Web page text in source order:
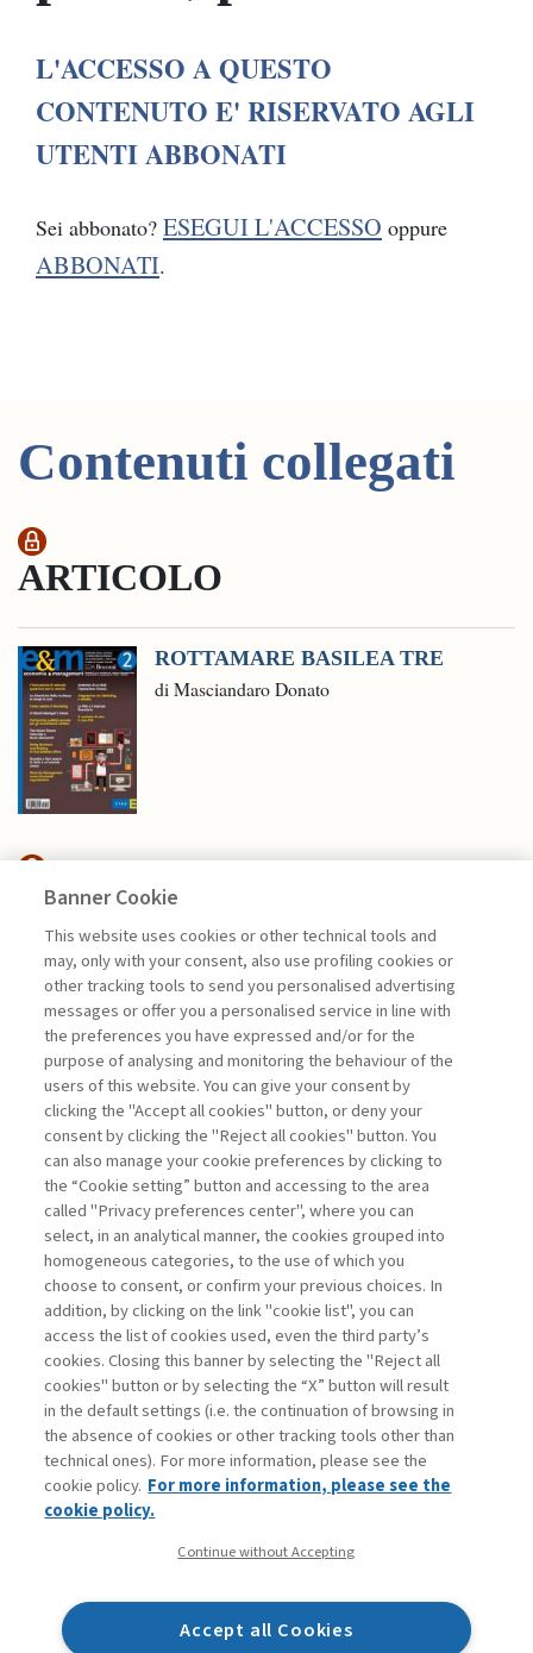
L'ACCESSO A QUESTO
CONTENUTO E' RISERVATO AGLI
UTENTI ABBONATI
Sei abbonato? ESEGUI L'ACCESSO oppure
ABBONATI.
Contenuti collegati
ARTICOLO
ROTTAMARE BASILEA TRE
di Masciandaro Donato
ECONOMIA & MERCATI
SANZIONI OCCIDENTALI E
RESILIENZA DELLA ...
di Gianmarco Ottaviano
La consultazione dei libri è riservata esclusivamente
agli abbonati Premium
Legenda: Accedi Per registrati Per abbonati
Contatti
Abbonamenti
Archivio rubriche
Privacy
Dichiarazione di accessibilità
Mappa del sito
Banner Cookie
This website uses cookies or other technical tools and
may, only with your consent, also use profiling cookies or
other tracking tools to send you personalised advertising
messages or offer you a personalised service in line with
the preferences you have expressed and/or for the
purpose of analysing and monitoring the behaviour of the
users of this website. You can give your consent by
clicking the "Accept all cookies" button, or deny your
consent by clicking the "Reject all cookies" button. You
can also manage your cookie preferences by clicking to
the “Cookie setting” button and accessing to the area
called "Privacy preferences center", where you can
select, in an analytical manner, the cookies grouped into
homogeneous categories, to the use of which you
choose to consent, or confirm your previous choices. In
addition, by clicking on the link "cookie list", you can
access the list of cookies used, even the third party’s
cookies. Closing this banner by selecting the "Reject all
cookies" button or by selecting the “X” button will result
in the default settings (i.e. the continuation of browsing in
the absence of cookies or other tracking tools other than
technical ones). For more information, please see the
cookie policy. For more information, please see the
cookie policy.
Continue without Accepting
Accept all Cookies